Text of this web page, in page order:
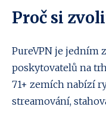
Proč si
PureVPN je jedním
poskytovatelů na
71+ zemích nabízí
streamování,